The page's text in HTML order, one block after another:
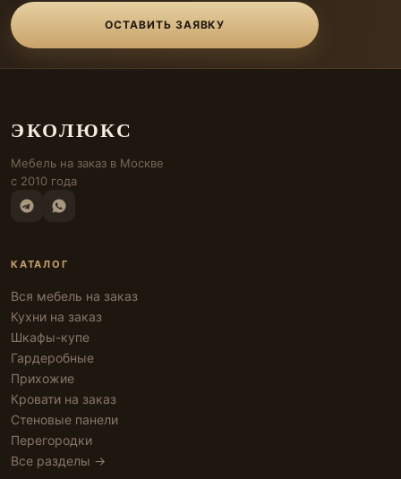
ОСТАВИТЬ ЗАЯВКУ
ЭКОЛЮКС
Мебель на заказ в Москве
с 2010 года
КАТАЛОГ
Вся мебель на заказ
Кухни на заказ
Шкафы-купе
Гардеробные
Прихожие
Кровати на заказ
Стеновые панели
Перегородки
Все разделы →